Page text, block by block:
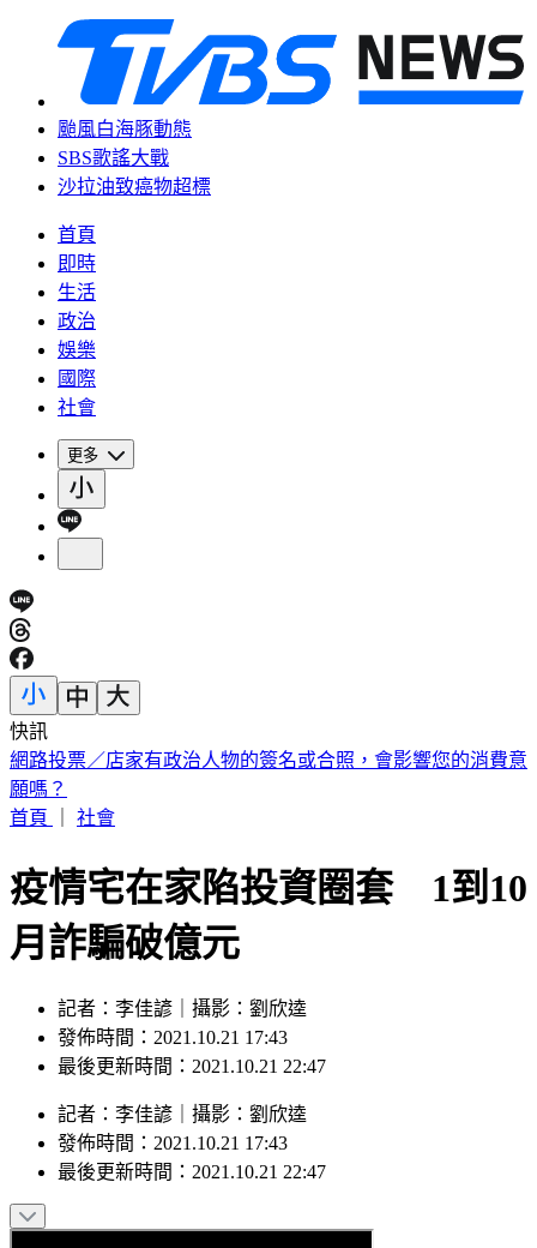
颱風白海豚動態
SBS歌謠大戰
沙拉油致癌物超標
首頁
即時
生活
政治
娛樂
國際
社會
更多
快訊
南港LaLaport爆意外！5樓巨型飛機裝置掉落 砸傷65歲婦
首頁 ｜
疫情宅在家陷投資圈套 1到10
月詐騙破億元
發佈時間：2021.10.21 17:43
最後更新時間：2021.10.21 22:47
發佈時間：2021.10.21 17:43
最後更新時間： 2021.10.21 22:47